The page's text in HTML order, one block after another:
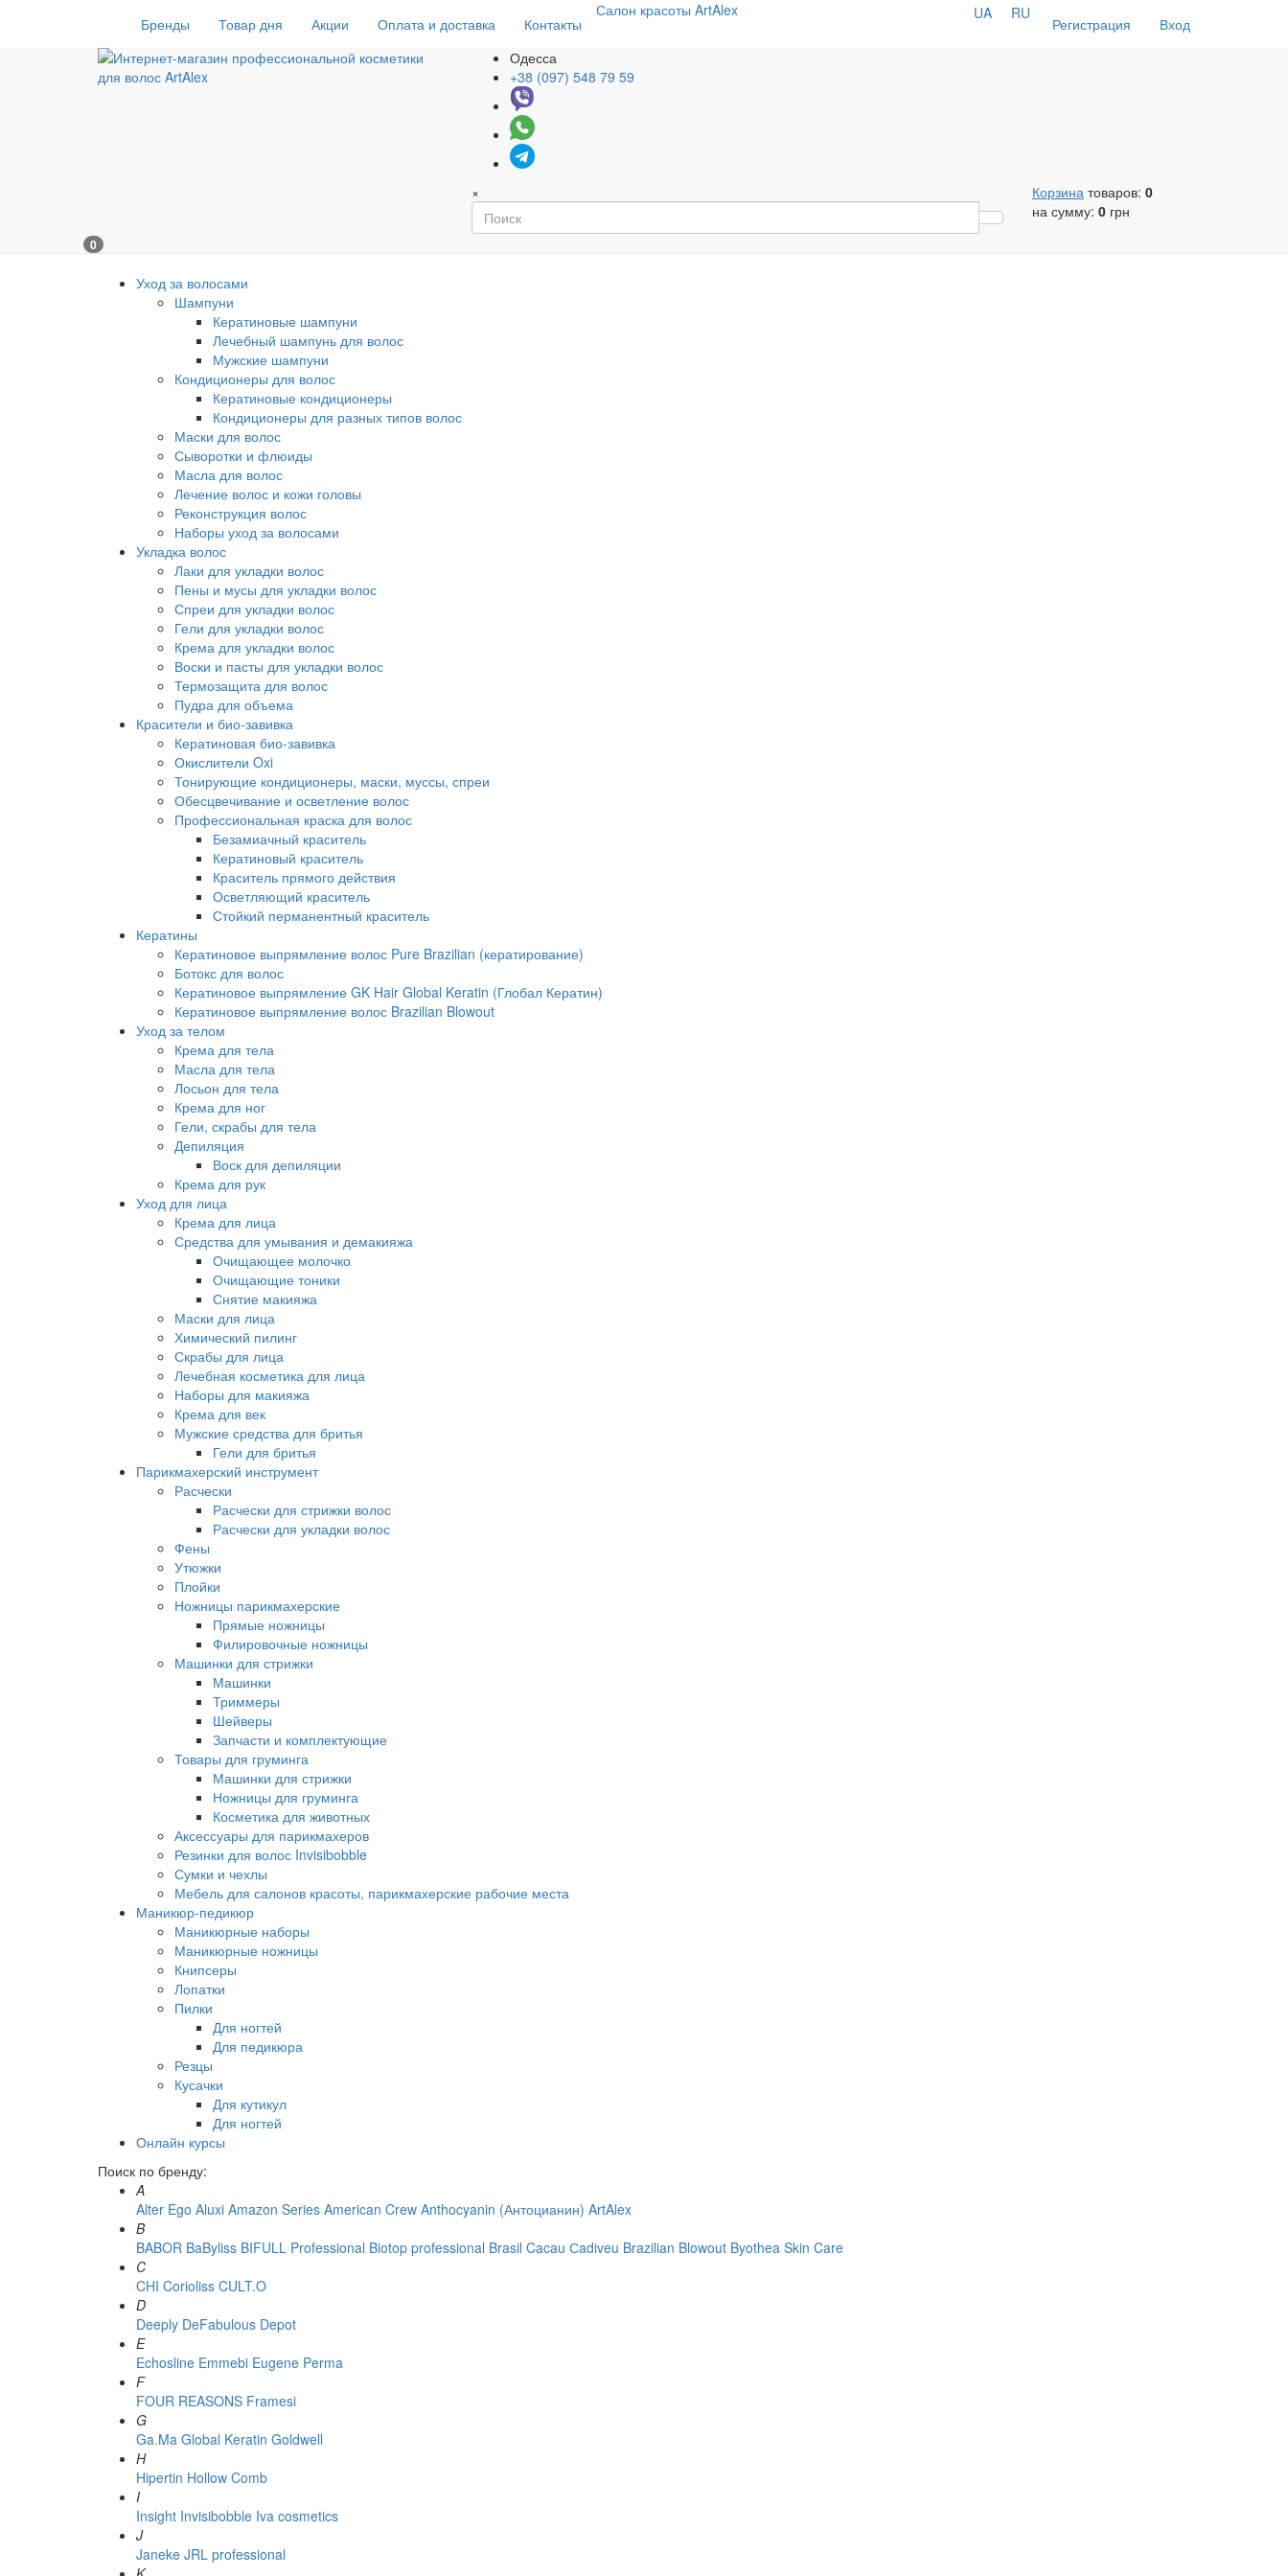
Бренды Товар дня Акции Оплата и доставка Контакты
Салон красоты ArtAlex
Регистрация Вход
UA RU
Одесса
+38 (097) 548 79 59
× Корзина товаров: 0
на сумму: 0 грн
0
Уход за волосами
Шампуни
Кератиновые шампуни
Лечебный шампунь для волос
Мужские шампуни
Кондиционеры для волос
Кератиновые кондиционеры
Кондиционеры для разных типов волос
Маски для волос
Сыворотки и флюиды
Масла для волос
Лечение волос и кожи головы
Реконструкция волос
Наборы уход за волосами
Укладка волос
Лаки для укладки волос
Пены и мусы для укладки волос
Спреи для укладки волос
Гели для укладки волос
Крема для укладки волос
Воски и пасты для укладки волос
Термозащита для волос
Пудра для объема
Красители и био-завивка
Кератиновая био-завивка
Окислители Oxi
Тонирующие кондиционеры, маски, муссы, спреи
Обесцвечивание и осветление волос
Профессиональная краска для волос
Безамиачный краситель
Кератиновый краситель
Краситель прямого действия
Осветляющий краситель
Стойкий перманентный краситель
Кератины
Кератиновое выпрямление волос Pure Brazilian (кератирование)
Ботокс для волос
Кератиновое выпрямление GK Hair Global Keratin (Глобал Кератин)
Кератиновое выпрямление волос Brazilian Blowout
Уход за телом
Крема для тела
Масла для тела
Лосьон для тела
Крема для ног
Гели, скрабы для тела
Депиляция
Воск для депиляции
Крема для рук
Уход для лица
Крема для лица
Средства для умывания и демакияжа
Очищающее молочко
Очищающие тоники
Снятие макияжа
Маски для лица
Химический пилинг
Скрабы для лица
Лечебная косметика для лица
Наборы для макияжа
Крема для век
Мужские средства для бритья
Гели для бритья
Парикмахерский инструмент
Расчески
Расчески для стрижки волос
Расчески для укладки волос
Фены
Утюжки
Плойки
Ножницы парикмахерские
Прямые ножницы
Филировочные ножницы
Машинки для стрижки
Машинки
Триммеры
Шейверы
Запчасти и комплектующие
Товары для груминга
Машинки для стрижки
Ножницы для груминга
Косметика для животных
Аксессуары для парикмахеров
Резинки для волос Invisibobble
Сумки и чехлы
Мебель для салонов красоты, парикмахерские рабочие места
Маникюр-педикюр
Маникюрные наборы
Маникюрные ножницы
Книпсеры
Лопатки
Пилки
Для ногтей
Для педикюра
Резцы
Кусачки
Для кутикул
Для ногтей
Онлайн курсы
Поиск по бренду:
A
Alter Ego Aluxi Amazon Series American Crew Anthocyanin (Антоцианин) ArtAlex
B
BABOR BaByliss BIFULL Professional Biotop professional Brasil Cacau Сadiveu Brazilian Blowout Byothea Skin Care
C
CHI Corioliss CULT.O
D
Deeply DeFabulous Depot
E
Echosline Emmebi Eugene Perma
F
FOUR REASONS Framesi
G
Ga.Ma Global Keratin Goldwell
H
Hipertin Hollow Comb
I
Insight Invisibobble Iva cosmetics
J
Janeke JRL professional